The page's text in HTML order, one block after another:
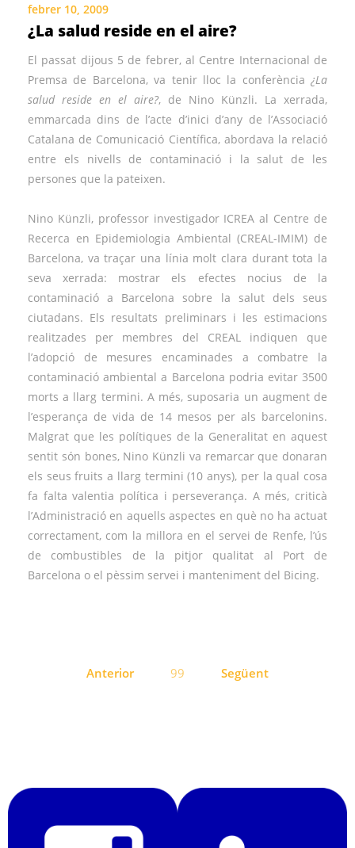
febrer 10, 2009
¿La salud reside en el aire?
El passat dijous 5 de febrer, al Centre Internacional de
Premsa de Barcelona, va tenir lloc la conferència ¿La
salud reside en el aire?, de Nino Künzli. La xerrada,
emmarcada dins de l’acte d’inici d’any de l’Associació
Catalana de Comunicació Científica, abordava la relació
entre els nivells de contaminació i la salut de les
persones que la pateixen.
Nino Künzli, professor investigador ICREA al Centre de
Recerca en Epidemiologia Ambiental (CREAL-IMIM) de
Barcelona, va traçar una línia molt clara durant tota la
seva xerrada: mostrar els efectes nocius de la
contaminació a Barcelona sobre la salut dels seus
ciutadans. Els resultats preliminars i les estimacions
realitzades per membres del CREAL indiquen que
l’adopció de mesures encaminades a combatre la
contaminació ambiental a Barcelona podria evitar 3500
morts a llarg termini. A més, suposaria un augment de
l’esperança de vida de 14 mesos per als barcelonins.
Malgrat que les polítiques de la Generalitat en aquest
sentit són bones, Nino Künzli va remarcar que donaran
els seus fruits a llarg termini (10 anys), per la qual cosa
fa falta valentia política i perseverança. A més, criticà
l’Administració en aquells aspectes en què no ha actuat
correctament, com la millora en el servei de Renfe, l’ús
de combustibles de la pitjor qualitat al Port de
Barcelona o el pèssim servei i manteniment del Bicing.
d'entrades
Anterior 99 Següent